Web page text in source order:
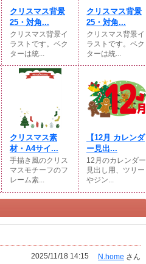
クリスマス背景
25・対角...
クリスマス背景イ
ラストです。ベク
ターは統...
クリスマス背景
25・対角...
クリスマス背景イ
ラストです。ベク
ターは統...
クリスマス素
材・A4サイ...
手描き風のクリス
マスモチーフのフ
レーム素...
【12月 カレンダ
ー見出...
12月のカレンダー
見出し用、ツリー
やジン...
N.home さん
2025/11/18 14:15